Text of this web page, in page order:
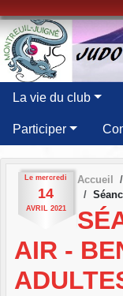
La vie du club
Participer
Le mercredi
14
AVRIL 2021
Accueil
AIR -